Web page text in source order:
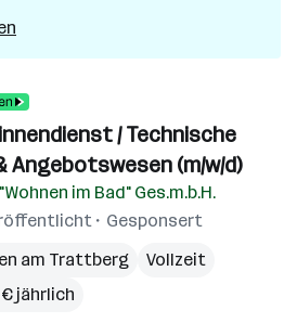
/ Technische
Angebotswesen (m/w/d)
im Bad" Ges.m.b.H.
Gesponsert
am Trattberg
Vollzeit
jährlich